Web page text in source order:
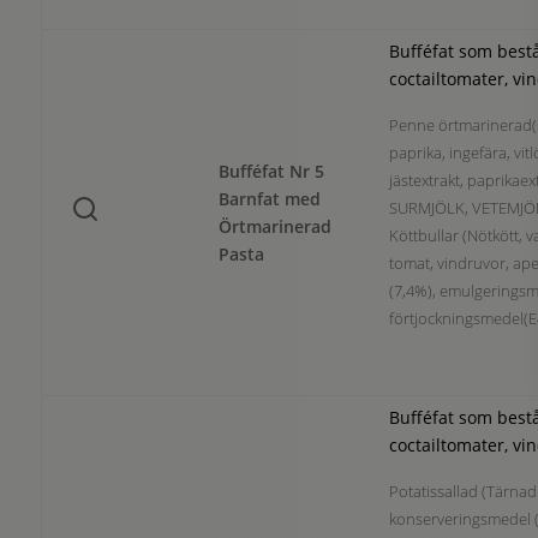
Bufféfat Nr 5
Barnfat med
Örtmarinerad
Pasta
Bufféfat som
coctailtomater,
Penne
paprika, ingefära,
jästextrakt,
SURMJÖLK,
Köttbullar (Nötkött,
tomat, vindruvor,
(7,4%),
Bufféfat som
coctailtomater,
Potatissallad
konserveringsmedel